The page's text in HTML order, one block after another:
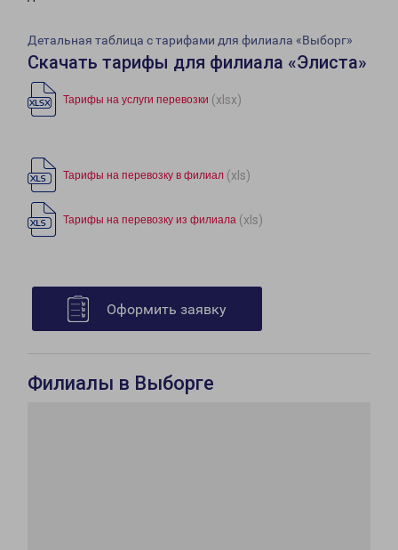
Детальная таблица с тарифами для филиала «Выборг»
Скачать тарифы для филиала «Элиста»
Тарифы на услуги перевозки (xlsx)
Тарифы на перевозку в филиал (xls)
Тарифы на перевозку из филиала (xls)
Оформить заявку
Филиалы в Выборге